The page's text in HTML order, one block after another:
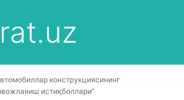
конструкциясининг
истиқболлари”